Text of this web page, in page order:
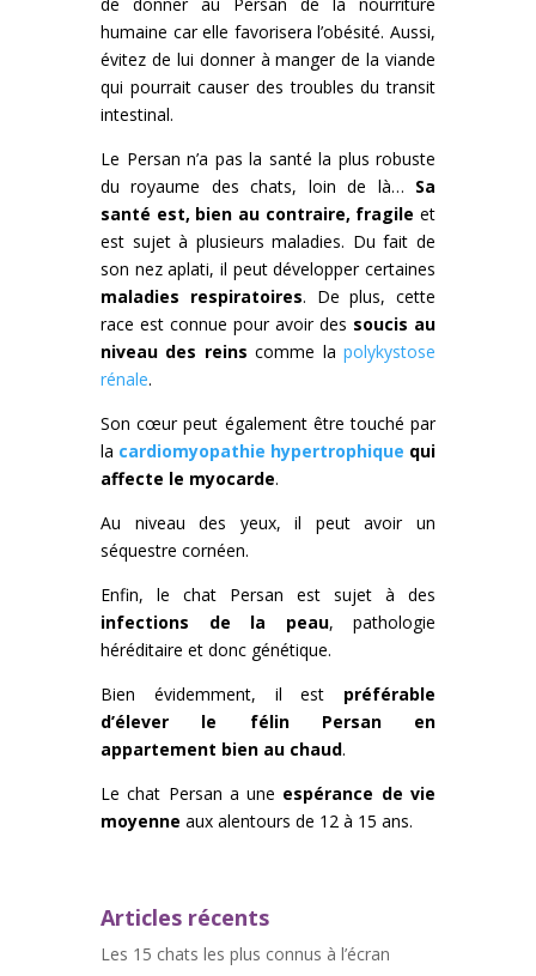
humaine car elle favorisera l’obésité. Aussi,
évitez de lui donner à manger de la viande
qui pourrait causer des troubles du transit
intestinal.
Le Persan n’a pas la santé la plus robuste
du royaume des chats, loin de là… Sa
santé est, bien au contraire, fragile et
est sujet à plusieurs maladies. Du fait de
son nez aplati, il peut développer certaines
maladies respiratoires. De plus, cette
race est connue pour avoir des soucis au
niveau des reins comme lapolykystose
rénale.
Son cœur peut également être touché par
la cardiomyopathie hypertrophique qui
affecte le myocarde.
Au niveau des yeux, il peut avoir un
séquestre cornéen.
Enfin, le chat Persan est sujet à des
infections de la peau, pathologie
héréditaire et donc génétique.
Bien évidemment, il est préférable
d’élever le félin Persan en
appartement bien au chaud.
Le chat Persan a une espérance de vie
moyenne aux alentours de 12 à 15 ans.
Articles récents
Les 15 chats les plus connus à l’écran